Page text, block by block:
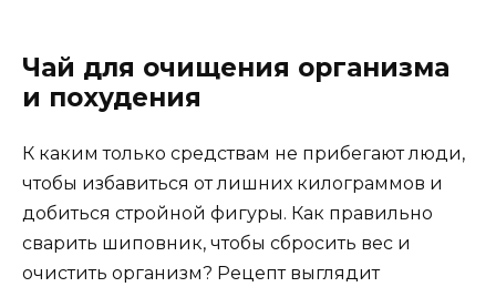
Чай для очищения организма
и похудения
К каким только средствам не прибегают люди,
чтобы избавиться от лишних килограммов и
добиться стройной фигуры. Как правильно
сварить шиповник, чтобы сбросить вес и
очистить организм? Рецепт выглядит